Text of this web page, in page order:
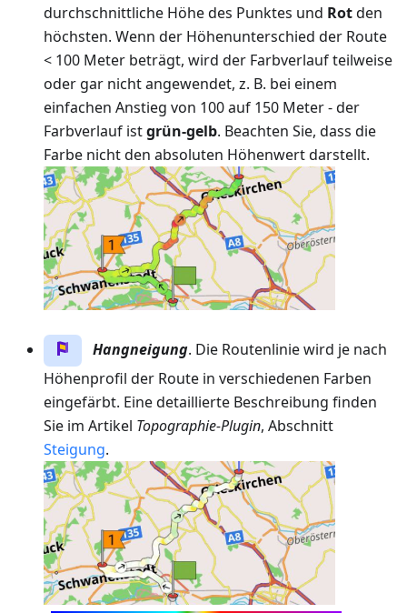
durchschnittliche Höhe des Punktes und Rotden
höchsten. Wenn der Höhenunterschied der Route
< 100 Meter beträgt, wird der Farbverlauf teilweise
oder gar nicht angewendet, z. B. bei einem
einfachen Anstieg von 100 auf 150 Meter - der
Farbverlauf istgrün-gelb. Beachten Sie, dass die
Farbe nicht den absoluten Höhenwert darstellt.
Hangneigung. Die Routenlinie wird je nach
Höhenprofil der Route in verschiedenen Farben
eingefärbt. Eine detaillierte Beschreibung finden
Sie im Artikel Topographie-Plugin, Abschnitt
Steigung.